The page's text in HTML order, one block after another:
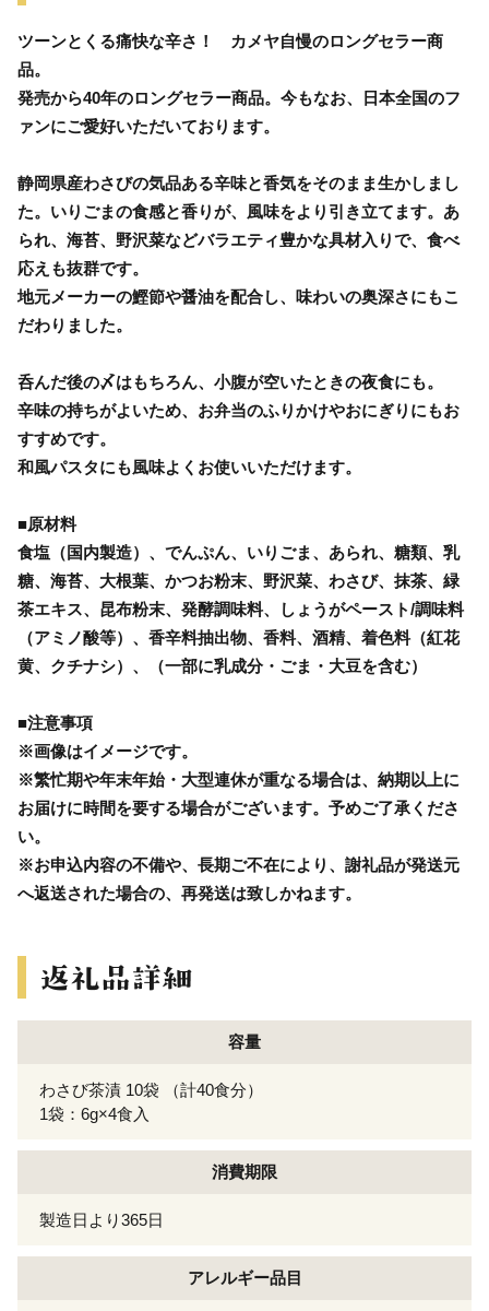
ツーンとくる痛快な辛さ！ カメヤ自慢のロングセラー商
品。
発売から40年のロングセラー商品。今もなお、日本全国のフ
ァンにご愛好いただいております。
静岡県産わさびの気品ある辛味と香気をそのまま生かしまし
た。いりごまの食感と香りが、風味をより引き立てます。あ
られ、海苔、野沢菜などバラエティ豊かな具材入りで、食べ
応えも抜群です。
地元メーカーの鰹節や醤油を配合し、味わいの奥深さにもこ
だわりました。
呑んだ後の〆はもちろん、小腹が空いたときの夜食にも。
辛味の持ちがよいため、お弁当のふりかけやおにぎりにもお
すすめです。
和風パスタにも風味よくお使いいただけます。
■原材料
食塩（国内製造）、でんぷん、いりごま、あられ、糖類、乳
糖、海苔、大根葉、かつお粉末、野沢菜、わさび、抹茶、緑
茶エキス、昆布粉末、発酵調味料、しょうがペースト/調味料
（アミノ酸等）、香辛料抽出物、香料、酒精、着色料（紅花
黄、クチナシ）、（一部に乳成分・ごま・大豆を含む）
■注意事項
※画像はイメージです。
※繁忙期や年末年始・大型連休が重なる場合は、納期以上に
お届けに時間を要する場合がございます。予めご了承くださ
い。
※お申込内容の不備や、長期ご不在により、謝礼品が発送元
へ返送された場合の、再発送は致しかねます。
容量
わさび茶漬 10袋 （計40食分）
1袋：6g×4食入
消費期限
製造日より365日
アレルギー品目